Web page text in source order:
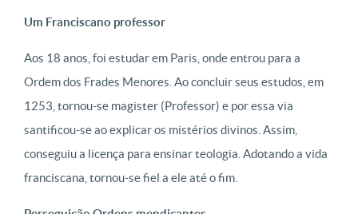
Um Franciscano professor
Aos 18 anos, foi estudar em Paris, onde entrou para a
Ordem dos Frades Menores. Ao concluir seus estudos, em
1253, tornou-se magister (Professor) e por essa via
santificou-se ao explicar os mistérios divinos. Assim,
conseguiu a licença para ensinar teologia. Adotando a vida
franciscana, tornou-se fiel a ele até o fim.